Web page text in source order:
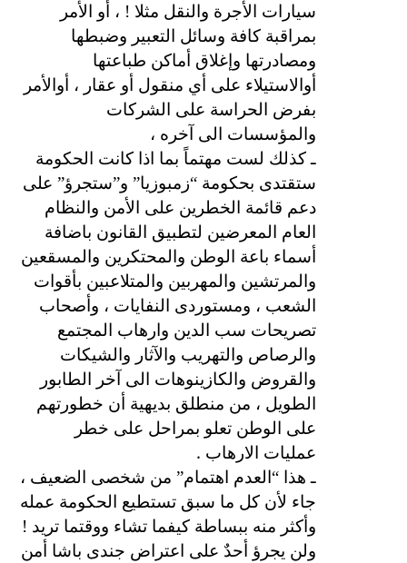
سيارات الأجرة والنقل مثلا ! ، أو الأمر
بمراقبة كافة وسائل التعبير وضبطها
ومصادرتها وإغلاق أماكن طباعتها
أوالاستيلاء على أي منقول أو عقار ، أوالأمر
بفرض الحراسة على الشركات
والمؤسسات الى آخره ،
ـ كذلك لست مهتماً بما اذا كانت الحكومة
ستقتدى بحكومة “زمبوزيا” و”ستجرؤ” على
دعم قائمة الخطرين على الأمن والنظام
العام المعرضين لتطبيق القانون باضافة
أسماء باعة الوطن والمحتكرين والمسقعين
والمرتشين والمهربين والمتلاعبين بأقوات
الشعب ، ومستوردى النفايات ، وأصحاب
تصريحات سب الدين وارهاب المجتمع
والرصاص والتهريب والآثار والشيكات
والقروض والكازينوهات الى آخر الطابور
الطويل ، من منطلق بديهية أن خطورتهم
على الوطن تعلو بمراحل على خطر
عمليات الارهاب .
ـ هذا “العدم اهتمام” من شخصى الضعيف ،
جاء لأن كل ما سبق تستطيع الحكومة عمله
وأكثر منه ببساطة كيفما تشاء ووقتما تريد !
ولن يجرؤ أحدٌ على اعتراض جندى باشا أمن